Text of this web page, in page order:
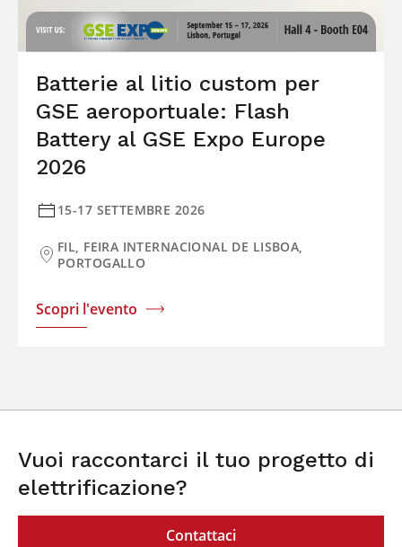
Batterie al litio custom per
GSE aeroportuale: Flash
Battery al GSE Expo Europe
2026
15-17 SETTEMBRE 2026
FIL, FEIRA INTERNACIONAL DE LISBOA,
PORTOGALLO
Scopri l'evento
Vuoi raccontarci il tuo progetto di
elettrificazione?
Contattaci